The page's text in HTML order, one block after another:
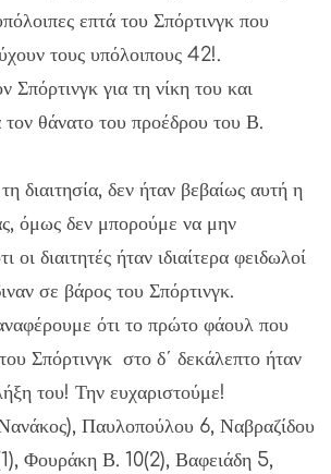
επτά του Σπόρτινγκ που
τους υπόλοιπους 42!.
Σπόρτινγκ για τη νίκη του και
τον θάνατο του προέδρου του Β.
δεν ήταν βεβαίως αυτή η
όμως δεν μπορούμε να μην
οι διαιτητές ήταν ιδιαίτερα φειδωλοί
σε βάρος του Σπόρτινγκ.
ότι το πρώτο φάουλ που
Σπόρτινγκ στο δ΄ δεκάλεπτο ήταν
του! Την ευχαριστούμε!
Παυλοπούλου 6, Ναβραζίδου
Φουράκη Β. 10(2), Βαφειάδη 5,